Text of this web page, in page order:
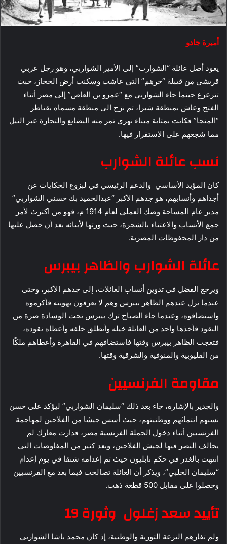
أميرة جادو
يعود أصل عائلة “الشوارب” إلى الأمير الشواربي، وهو رجل عربي
قريشي من قبيلة “جرهم” التي عاشت وسكنت أرض الحجاز، حيث
تترعرع حينما جاء الشواربي مع “عمرو بن العاص” إلى مصر أثناء
الفتح وعاش بمنطقة شبرا، ثم نزح الى منطقة مسماه بقناطر
“المنجا” فكانت بمثابة ميناء نهري تمر منه البضائع والتجارة عبر النيل
مما شجعهم على الاستقرار فيها.
نسب عائلة الشوارب
كان المؤيد الأساسي والدعم الرئيسي في لبزوغ الحكايات عن
أجداهم وأنسابهم، هو جدهم الأكبر “عبدالحميد بك حسني الشواربي”
مدير عام المساحة وصك العملي لعام 1914 م، فهو من اكترث لأمر
جمع الأنساب والاعتناء بالشجرة، حيث ورثها لأبنائه بعد أن حصل عليها
من دار المحفوظات المصرية.
عائلة الشوارب والظاهر بيبرس
ويرجع الفضل في تدوين أنساب العائلات، إلى جدهم الأكبر، وحتى
عندما نزل عندهم الظاهر بيبرس وهم لا يعرفون بهويته فأكرموه
واستضافوه، وعندما جاء الصباح ترك بيبرس تحت الوسادة صرة من
النقود فأخذها واحد من العائلة خيله وأنطلق خلفه وأعطاه نقوده،
فتعجب الظاهر بيبرس وقتها فاستضافهم في القاهرة وأعطاهم ملكًا
من القليوبية والمنوفية والشرقية وقتها.
مقاومة الفرنسيين
والجدير بالإشارة، جاء بعد ذلك “سليمان الشواربي” ليؤكد على حسن
نسبهم انتمائهم ووطنيتهم، حيث أسس جيشا من الفلاحين لمهاجمة
الفرنسيين أثناء دخول الحملة الفرنسية مصر، فدارت معارك لم
يحالف النصر فيها لجيش الفلاحين، وبعد كثير من المفاوضات التي
انتهت بالغدر في حكم نابليون حيث تم إعدامه شنقا في يوم إعدام
“سليمان الحلبي”، ويذكر أن العائلة تصالحت فيما بعد مع الفرنسيين
وحصلوا على مقابل 500 قطعة ذهب.
تأييد سعد زغلول وثورة 19
ولم تفارهم النزعة الثورية والوطنية، إذ كان محمد باشا الشواربي